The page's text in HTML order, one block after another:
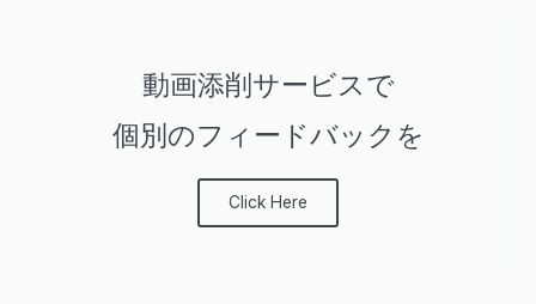
動画添削サービスで
個別のフィードバックを
Click Here